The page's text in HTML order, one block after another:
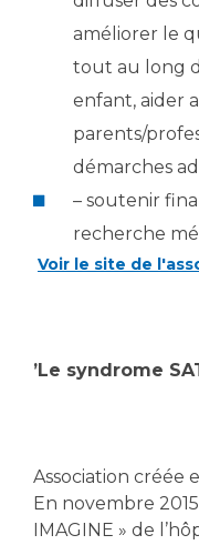
améliorer le
tout au long
enfant, aider
parents/
démarches
– soutenir
recherche
Voir le site de
’Le syndrome
Association créée
En novembre
IMAGINE » de